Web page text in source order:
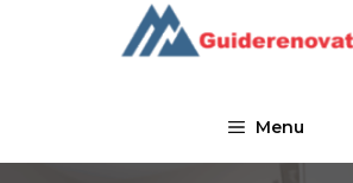
Menu